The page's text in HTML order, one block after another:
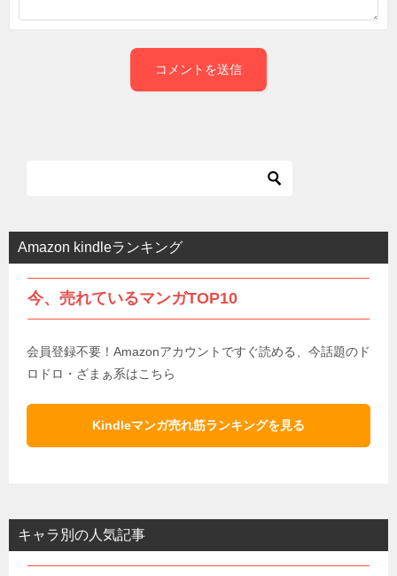
Amazon kindleランキング
今、売れているマンガTOP10
会員登録不要！Amazonアカウントですぐ読める、今話題のド
ロドロ・ざまぁ系はこちら
Kindleマンガ売れ筋ランキングを見る
キャラ別の人気記事